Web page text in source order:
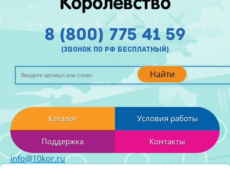
Найти
8 (800) 775 41 59
(звонок по рф бесплатный)
Каталог Условия работы
Поддержка Контакты
info@10kor.ru